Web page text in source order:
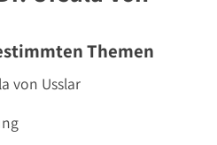
Themen
von Usslar